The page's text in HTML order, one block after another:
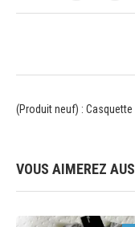
(Produit neuf) :
VOUS AIMEREZ